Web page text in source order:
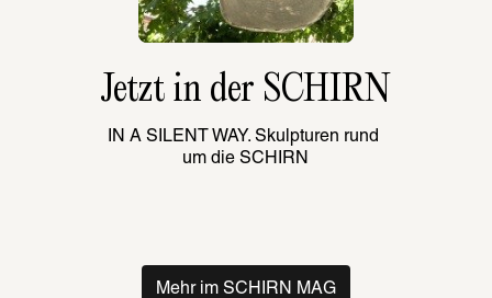
Jetzt in der SCHIRN
IN A SILENT WAY. Skulpturen rund
um die SCHIRN
Mehr im SCHIRN MAG